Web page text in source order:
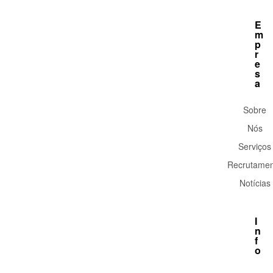
E
m
p
r
e
s
a
Sobre
Nós
Serviços
Notícias
I
n
f
o